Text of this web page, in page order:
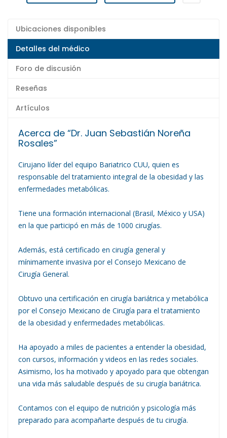
Ubicaciones disponibles
Detalles del médico
Foro de discusión
Reseñas
Artículos
Acerca de “Dr. Juan Sebastián Noreña
Rosales”
Cirujano líder del equipo Bariatrico CUU, quien es
responsable del tratamiento integral de la obesidad y las
enfermedades metabólicas.
Tiene una formación internacional (Brasil, México y USA)
en la que participó en más de 1000 cirugías.
Además, está certificado en cirugía general y
mínimamente invasiva por el Consejo Mexicano de
Cirugía General.
Obtuvo una certificación en cirugía bariátrica y metabólica
por el Consejo Mexicano de Cirugía para el tratamiento
de la obesidad y enfermedades metabólicas.
Ha apoyado a miles de pacientes a entender la obesidad,
con cursos, información y videos en las redes sociales.
Asimismo, los ha motivado y apoyado para que obtengan
una vida más saludable después de su cirugía bariátrica.
Contamos con el equipo de nutrición y psicología más
preparado para acompañarte después de tu cirugía.